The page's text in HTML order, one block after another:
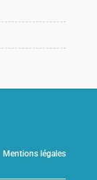
Mentions légales